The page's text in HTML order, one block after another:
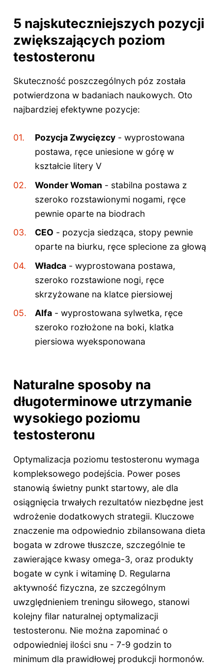
5 najskuteczniejszych pozycji
zwiększających poziom
testosteronu
Skuteczność poszczególnych póz została
potwierdzona w badaniach naukowych. Oto
najbardziej efektywne pozycje:
Pozycja Zwycięzcy - wyprostowana
postawa, ręce uniesione w górę w
kształcie litery V
Wonder Woman - stabilna postawa z
szeroko rozstawionymi nogami, ręce
pewnie oparte na biodrach
CEO - pozycja siedząca, stopy pewnie
oparte na biurku, ręce splecione za głową
Władca - wyprostowana postawa,
szeroko rozstawione nogi, ręce
skrzyżowane na klatce piersiowej
Alfa - wyprostowana sylwetka, ręce
szeroko rozłożone na boki, klatka
piersiowa wyeksponowana
Naturalne sposoby na
długoterminowe utrzymanie
wysokiego poziomu
testosteronu
Optymalizacja poziomu testosteronu wymaga
kompleksowego podejścia. Power poses
stanowią świetny punkt startowy, ale dla
osiągnięcia trwałych rezultatów niezbędne jest
wdrożenie dodatkowych strategii. Kluczowe
znaczenie ma odpowiednio zbilansowana dieta
bogata w zdrowe tłuszcze, szczególnie te
zawierające kwasy omega-3, oraz produkty
bogate w cynk i witaminę D. Regularna
aktywność fizyczna, ze szczególnym
uwzględnieniem treningu siłowego, stanowi
kolejny filar naturalnej optymalizacji
testosteronu. Nie można zapominać o
odpowiedniej ilości snu - 7-9 godzin to
minimum dla prawidłowej produkcji hormonów.